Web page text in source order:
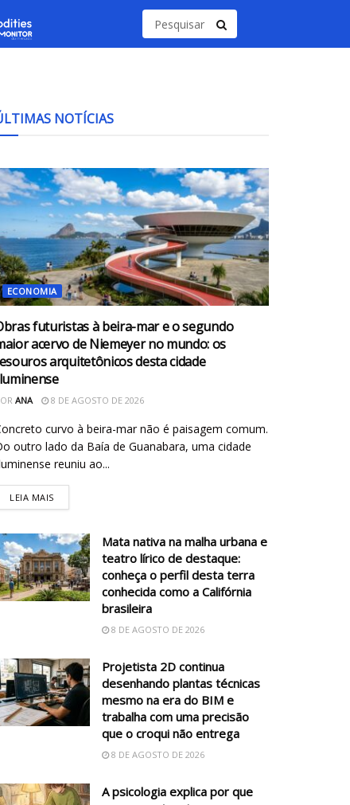
NOTÍCIAS
ECONOMIA
futuristas à beira-mar e o segundo
acervo de Niemeyer no mundo: os
arquitetônicos desta cidade
ANA 8 DE AGOSTO DE 2026
curvo à beira-mar não é paisagem comum.
outro lado da Baía de Guanabara, uma cidade
reuniu ao...
LEIA MAIS
Mata nativa na malha urbana e
teatro lírico de destaque:
conheça o perfil desta terra
conhecida como a Califórnia
brasileira
8 DE AGOSTO DE 2026
Projetista 2D continua
desenhando plantas técnicas
mesmo na era do BIM e
trabalha com uma precisão
que o croqui não entrega
8 DE AGOSTO DE 2026
A psicologia explica por que